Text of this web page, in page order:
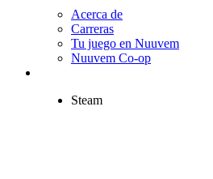
Acerca de
Carreras
Tu juego en Nuuvem
Nuuvem Co-op
Steam